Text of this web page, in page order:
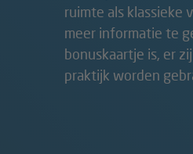
ruimte als klassieke
meer informatie te
bonuskaartje is, er
praktijk worden